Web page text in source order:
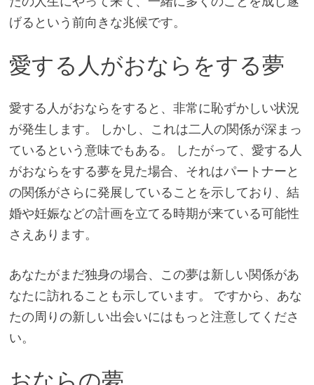
げるという前向きな兆候です。
愛する人がおならをする夢
愛する人がおならをすると、非常に恥ずかしい状況
が発生します。 しかし、これは二人の関係が深まっ
ているという意味でもある。 したがって、愛する人
がおならをする夢を見た場合、それはパートナーと
の関係がさらに発展していることを示しており、結
婚や妊娠などの計画を立てる時期が来ている可能性
さえあります。
あなたがまだ独身の場合、この夢は新しい関係があ
なたに訪れることも示しています。 ですから、あな
たの周りの新しい出会いにはもっと注意してくださ
い。